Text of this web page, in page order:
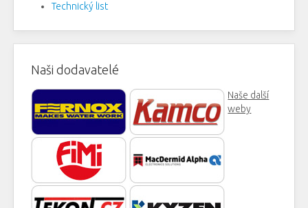
Technický list
Naši dodavatelé
Naše další
weby